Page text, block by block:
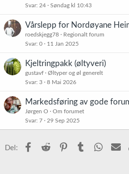
Svar 24 Søndag kl 10:43
Vårslepp for Nordøyane
roedskjegg78
Regionalt forum
Svar 0 11 Jan 2025
Kjeltringpakk (øltyveri)
gustavf
Øltyper og øl generelt
Svar 3 8 Mai 2026
Markedsføring av gode
Jørgen O
Om forumet
Svar 7 29 Sep 2025
Del: Facebook
Reddit PinterestTumblr